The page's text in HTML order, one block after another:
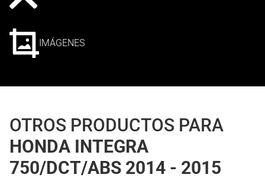
IMÁGENES
OTROS PRODUCTOS PARA
HONDA INTEGRA
750/DCT/ABS 2014 - 2015